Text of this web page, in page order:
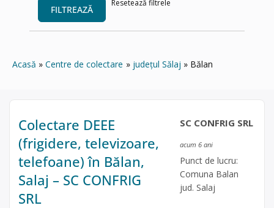
FILTREAZĂ
Resetează filtrele
Acasă Centre de colectare județul Sălaj Bălan
Colectare DEEE
(frigidere, televizoare,
telefoane) în Bălan,
Salaj – SC CONFRIG
SRL
SC CONFRIG SRL
acum 6 ani
Punct de lucru:
Comuna Balan
jud. Salaj